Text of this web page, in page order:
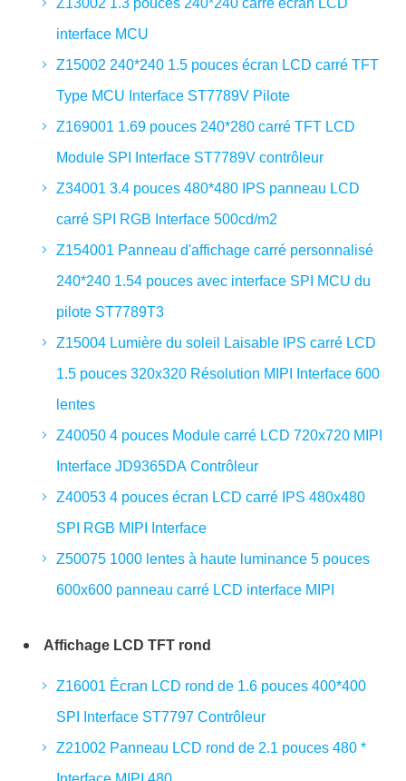
Z13002 1.3 pouces 240*240 carré écran LCD
interface MCU
Z15002 240*240 1.5 pouces écran LCD carré TFT
Type MCU Interface ST7789V Pilote
Z169001 1.69 pouces 240*280 carré TFT LCD
Module SPI Interface ST7789V contrôleur
Z34001 3.4 pouces 480*480 IPS panneau LCD
carré SPI RGB Interface 500cd/m2
Z154001 Panneau d'affichage carré personnalisé
240*240 1.54 pouces avec interface SPI MCU du
pilote ST7789T3
Z15004 Lumière du soleil Laisable IPS carré LCD
1.5 pouces 320x320 Résolution MIPI Interface 600
lentes
Z40050 4 pouces Module carré LCD 720x720 MIPI
Interface JD9365DA Contrôleur
Z40053 4 pouces écran LCD carré IPS 480x480
SPI RGB MIPI Interface
Z50075 1000 lentes à haute luminance 5 pouces
600x600 panneau carré LCD interface MIPI
Affichage LCD TFT rond
Z16001 Écran LCD rond de 1.6 pouces 400*400
SPI Interface ST7797 Contrôleur
Z21002 Panneau LCD rond de 2.1 pouces 480 *